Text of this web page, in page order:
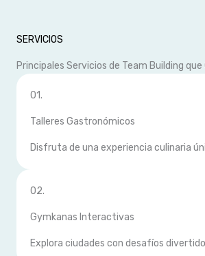
SERVICIOS
Principales Servicios de Team Building
01.
Talleres Gastronómicos
Disfruta de una experiencia culinaria
02.
Gymkanas Interactivas
Explora ciudades con desafíos